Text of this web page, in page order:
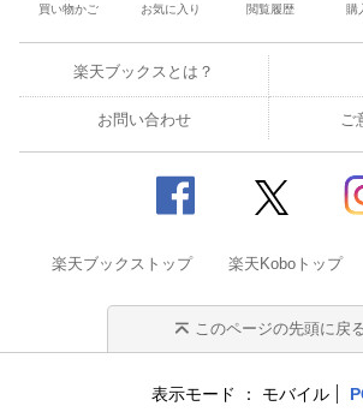
と「日常」として生きさ
の関心が高まることを期
田 涼（ピアニスト） 「
とは音楽以外のすべてだ
ストの言葉がある。 鷲
ら、なぜか僕はこの言葉
の眼にとても音楽的に映
ともない、そしてこれか
あろう人々の眼の奥に、
さな身体で大きな荷物を
す。（…） 写真の中で彼
ずに、彼等の瞳に隠され
げて。 「難民になりたい
買い物かご お気に入り 閲覧履歴 購
楽天ブックスとは？
お問い合わせ ご
楽天ブックストップ 楽天Koboトップ
このページの先頭に戻
表示モード モバイル